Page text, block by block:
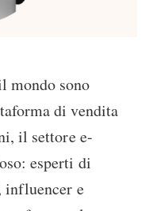
mondo sono
di vendita
il settore e-
esperti di
influencer e